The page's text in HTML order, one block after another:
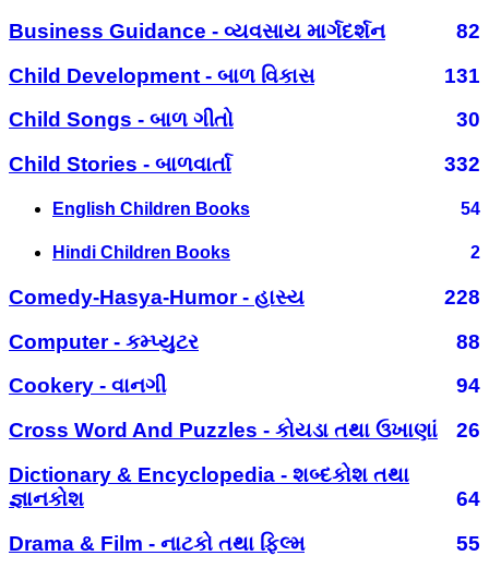
Business Guidance - વ્યવસાય માર્ગદર્શન
82
Child Development - બાળ વિકાસ
131
Child Songs - બાળ ગીતો
30
Child Stories - બાળવાર્તા
332
English Children Books 54
Hindi Children Books 2
Comedy-Hasya-Humor - હાસ્ય
228
Computer - કમ્પ્યુટર
88
Cookery - વાનગી
94
Cross Word And Puzzles - કોયડા તથા ઉખાણાં
26
Dictionary & Encyclopedia - શબ્દકોશ તથા
જ્ઞાનકોશ
64
Drama & Film - નાટકો તથા ફિલ્મ
55